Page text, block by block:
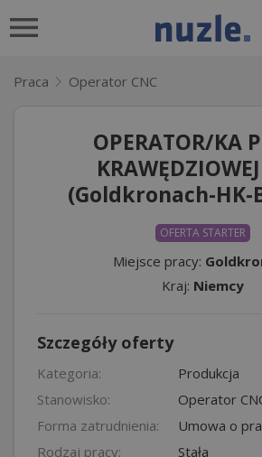
Praca Operator CNC
OPERATOR/KA
(Goldkronach-HK-
OFERTA STARTER
Miejsce pracy:
Kraj: Niemcy
Szczegóły oferty
Kategoria:
Produkcja
Stanowisko:
Operator
Forma zatrudnienia:
Umowa o
Rodzaj pracy:
Stała